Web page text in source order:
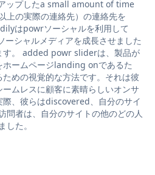
ップしたa small amount of time
上の実際の連絡先）の連絡先を
はpowrソーシャルを利用して
ーシャルメディアを成長させました
す。 added powr sliderは、製品が
ホームページlanding onであるた
めの視覚的な方法です。それは彼
ムレスに顧客に素晴らしいオンサ
、彼らはdiscovered、自分のサイ
問者は、自分のサイトの他のどの人
た。